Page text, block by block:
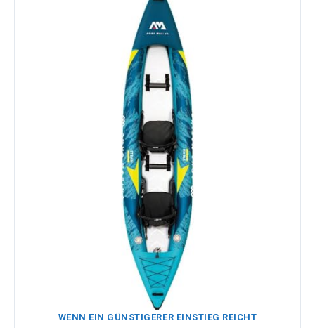
WENN EIN GÜNSTIGERER EINSTIEG REICHT